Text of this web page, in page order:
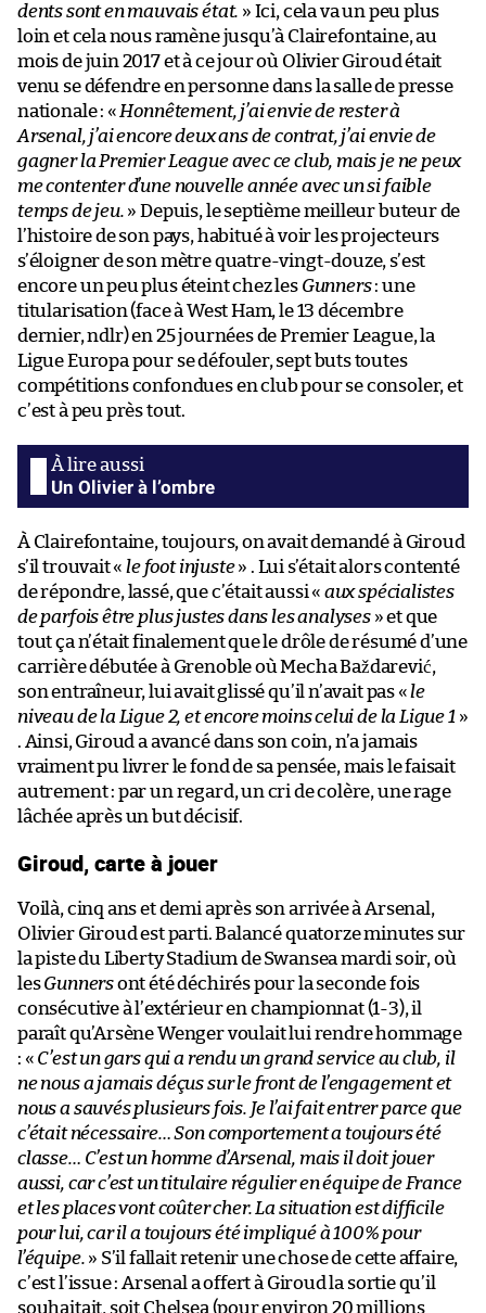
dents sont en mauvais état. » Ici, cela va un peu plus
loin et cela nous ramène jusqu’à Clairefontaine, au
mois de juin 2017 et à ce jour où Olivier Giroud était
venu se défendre en personne dans la salle de presse
nationale : « Honnêtement, j’ai envie de rester à
Arsenal, j’ai encore deux ans de contrat, j’ai envie de
gagner la Premier League avec ce club, mais je ne peux
me contenter d’une nouvelle année avec un si faible
temps de jeu. » Depuis, le septième meilleur buteur de
l’histoire de son pays, habitué à voir les projecteurs
s’éloigner de son mètre quatre-vingt-douze, s’est
encore un peu plus éteint chez les Gunners: une
titularisation (face à West Ham, le 13 décembre
dernier, ndlr) en 25 journées de Premier League, la
Ligue Europa pour se défouler, sept buts toutes
compétitions confondues en club pour se consoler, et
c’est à peu près tout.
Un Olivier à l’ombre
À Clairefontaine, toujours, on avait demandé à Giroud
s’il trouvait « le foot injuste» . Lui s’était alors contenté
de répondre, lassé, que c’était aussi « aux spécialistes
de parfois être plus justes dans les analyses» et que
tout ça n’était finalement que le drôle de résumé d’une
carrière débutée à Grenoble où Mecha Baždarević,
son entraîneur, lui avait glissé qu’il n’avait pas « le
niveau de la Ligue 2, et encore moins celui de la Ligue 1 »
. Ainsi, Giroud a avancé dans son coin, n’a jamais
vraiment pu livrer le fond de sa pensée, mais le faisait
autrement : par un regard, un cri de colère, une rage
lâchée après un but décisif.
Giroud, carte à jouer
Voilà, cinq ans et demi après son arrivée à Arsenal,
Olivier Giroud est parti. Balancé quatorze minutes sur
la piste du Liberty Stadium de Swansea mardi soir, où
lesGunnersont été déchirés pour la seconde fois
consécutive à l’extérieur en championnat (1-3), il
paraît qu’Arsène Wenger voulait lui rendre hommage
: « C’est un gars qui a rendu un grand service au club, il
ne nous a jamais déçus sur le front de l’engagement et
nous a sauvés plusieurs fois. Je l’ai fait entrer parce que
c’était nécessaire… Son comportement a toujours été
classe… C’est un homme d’Arsenal, mais il doit jouer
aussi, car c’est un titulaire régulier en équipe de France
et les places vont coûter cher. La situation est difficile
pour lui, car il a toujours été impliqué à 100% pour
l’équipe. » S’il fallait retenir une chose de cette affaire,
c’est l’issue : Arsenal a offert à Giroud la sortie qu’il
souhaitait, soit Chelsea (pour environ 20 millions